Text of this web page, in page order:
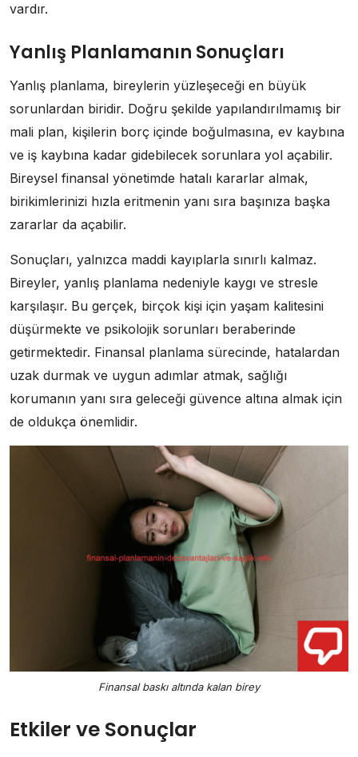
vardır.
Yanlış Planlamanın Sonuçları
Yanlış planlama, bireylerin yüzleşeceği en büyük
sorunlardan biridir. Doğru şekilde yapılandırılmamış bir
mali plan, kişilerin borç içinde boğulmasına, ev kaybına
ve iş kaybına kadar gidebilecek sorunlara yol açabilir.
Bireysel finansal yönetimde hatalı kararlar almak,
birikimlerinizi hızla eritmenin yanı sıra başınıza başka
zararlar da açabilir.
Sonuçları, yalnızca maddi kayıplarla sınırlı kalmaz.
Bireyler, yanlış planlama nedeniyle kaygı ve stresle
karşılaşır. Bu gerçek, birçok kişi için yaşam kalitesini
düşürmekte ve psikolojik sorunları beraberinde
getirmektedir. Finansal planlama sürecinde, hatalardan
uzak durmak ve uygun adımlar atmak, sağlığı
korumanın yanı sıra geleceği güvence altına almak için
de oldukça önemlidir.
Finansal baskı altında kalan birey
Etkiler ve Sonuçlar